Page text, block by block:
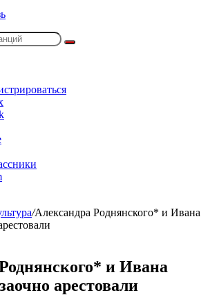
Поиск
/Александра Роднянского* и Ивана
и Ивана
арестовали